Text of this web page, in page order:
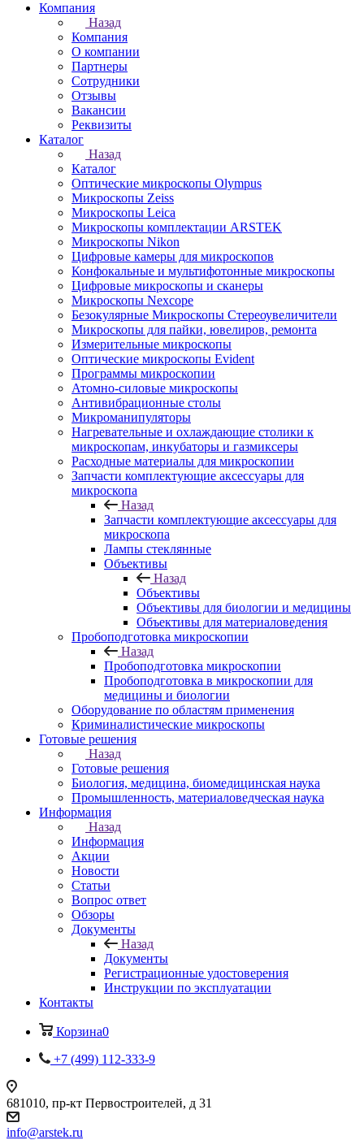
Компания
Назад
Компания
О компании
Партнеры
Сотрудники
Отзывы
Вакансии
Реквизиты
Каталог
Назад
Каталог
Оптические микроскопы Olympus
Микроскопы Zeiss
Микроскопы Leica
Микроскопы комплектации ARSTEK
Микроскопы Nikon
Цифровые камеры для микроскопов
Конфокальные и мультифотонные микроскопы
Цифровые микроскопы и сканеры
Микроскопы Nexcope
Безокулярные Микроскопы Стереоувеличители
Микроскопы для пайки, ювелиров, ремонта
Измерительные микроскопы
Оптические микроскопы Evident
Программы микроскопии
Атомно-силовые микроскопы
Антивибрационные столы
Микроманипуляторы
Нагревательные и охлаждающие столики к
микроскопам, инкубаторы и газмиксеры
Расходные материалы для микроскопии
Запчасти комплектующие аксессуары для
микроскопа
Назад
Запчасти комплектующие аксессуары для
микроскопа
Лампы стеклянные
Объективы
Назад
Объективы
Объективы для биологии и медицины
Объективы для материаловедения
Пробоподготовка микроскопии
Назад
Пробоподготовка микроскопии
Пробоподготовка в микроскопии для
медицины и биологии
Оборудование по областям применения
Криминалистические микроскопы
Готовые решения
Назад
Готовые решения
Биология, медицина, биомедицинская наука
Промышленность, материаловедческая наука
Информация
Назад
Информация
Акции
Новости
Статьи
Вопрос ответ
Обзоры
Документы
Назад
Документы
Регистрационные удостоверения
Инструкции по эксплуатации
Контакты
Корзина0
+7 (499) 112-333-9
681010, пр-кт Первостроителей, д 31
info@arstek.ru